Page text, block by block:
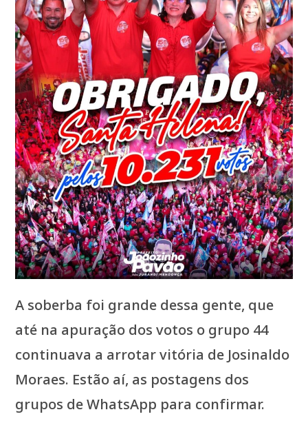
A soberba foi grande dessa gente, que
até na apuração dos votos o grupo 44
continuava a arrotar vitória de Josinaldo
Moraes. Estão aí, as postagens dos
grupos de WhatsApp para confirmar.